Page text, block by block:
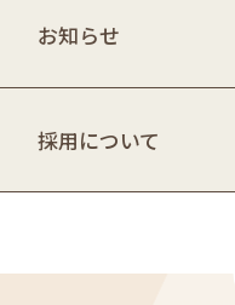
お知らせ
採用について